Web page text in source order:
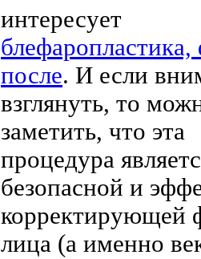
интересует
после. И если
взглянуть, то
заметить, что эта
процедура
безопасной и
корректирующей
лица (а именно